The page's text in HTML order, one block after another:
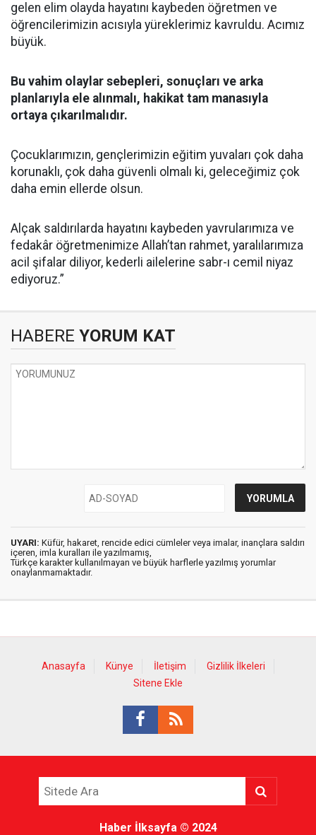
gelen elim olayda hayatını kaybeden öğretmen ve
öğrencilerimizin acısıyla yüreklerimiz kavruldu. Acımız
büyük.
Bu vahim olaylar sebepleri, sonuçları ve arka
planlarıyla ele alınmalı, hakikat tam manasıyla
ortaya çıkarılmalıdır.
Çocuklarımızın, gençlerimizin eğitim yuvaları çok daha
korunaklı, çok daha güvenli olmalı ki, geleceğimiz çok
daha emin ellerde olsun.
Alçak saldırılarda hayatını kaybeden yavrularımıza ve
fedakâr öğretmenimize Allah’tan rahmet, yaralılarımıza
acil şifalar diliyor, kederli ailelerine sabr-ı cemil niyaz
ediyoruz.”
HABERE YORUM KAT
UYARI: Küfür, hakaret, rencide edici cümleler veya imalar, inançlara saldırı
içeren, imla kuralları ile yazılmamış,
Türkçe karakter kullanılmayan ve büyük harflerle yazılmış yorumlar
onaylanmamaktadır.
Anasayfa Künye İletişim
Gizlilik İlkeleri
Sitene Ekle
Haber İlksayfa© 2024